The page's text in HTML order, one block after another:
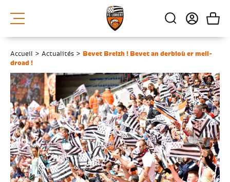
Accueil > Actualités >
Bevet Breizh ! Bevet an derbioù er mell-
droad !